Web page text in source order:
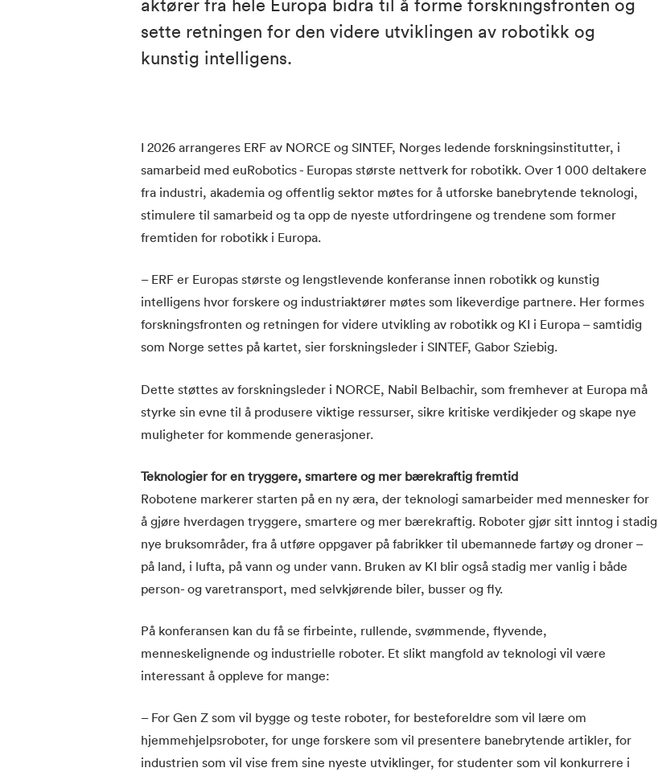
aktører fra hele Europa bidra til å forme forskningsfronten og
sette retningen for den videre utviklingen av robotikk og
kunstig intelligens.
I 2026 arrangeres ERF av NORCE og SINTEF, Norges ledende forskningsinstitutter, i
samarbeid med euRobotics - Europas største nettverk for robotikk. Over 1 000 deltakere
fra industri, akademia og offentlig sektor møtes for å utforske banebrytende teknologi,
stimulere til samarbeid og ta opp de nyeste utfordringene og trendene som former
fremtiden for robotikk i Europa.
– ERF er Europas største og lengstlevende konferanse innen robotikk og kunstig
intelligens hvor forskere og industriaktører møtes som likeverdige partnere. Her formes
forskningsfronten og retningen for videre utvikling av robotikk og KI i Europa – samtidig
som Norge settes på kartet, sier forskningsleder i SINTEF, Gabor Sziebig.
Dette støttes av forskningsleder i NORCE, Nabil Belbachir, som fremhever at Europa må
styrke sin evne til å produsere viktige ressurser, sikre kritiske verdikjeder og skape nye
muligheter for kommende generasjoner.
Teknologier for en tryggere, smartere og mer bærekraftig fremtid
Robotene markerer starten på en ny æra, der teknologi samarbeider med mennesker for
å gjøre hverdagen tryggere, smartere og mer bærekraftig. Roboter gjør sitt inntog i stadig
nye bruksområder, fra å utføre oppgaver på fabrikker til ubemannede fartøy og droner –
på land, i lufta, på vann og under vann. Bruken av KI blir også stadig mer vanlig i både
person- og varetransport, med selvkjørende biler, busser og fly.
På konferansen kan du få se firbeinte, rullende, svømmende, flyvende,
menneskelignende og industrielle roboter. Et slikt mangfold av teknologi vil være
interessant å oppleve for mange:
– For Gen Z som vil bygge og teste roboter, for besteforeldre som vil lære om
hjemmehjelpsroboter, for unge forskere som vil presentere banebrytende artikler, for
industrien som vil vise frem sine nyeste utviklinger, for studenter som vil konkurrere i